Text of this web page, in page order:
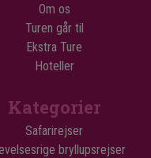
Om os
Turen går til
Ekstra Ture
Hoteller
Kategorier
Safarirejser
bryllupsrejser